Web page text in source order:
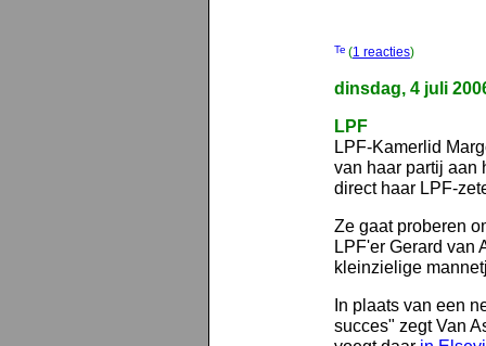
(1 reacties)
dinsdag, 4 juli
LPF
LPF-Kamerlid
van haar partij aan
direct haar LPF-
Ze gaat proberen
LPF'er Gerard van
kleinzielige
In plaats van een
succes" zegt Van